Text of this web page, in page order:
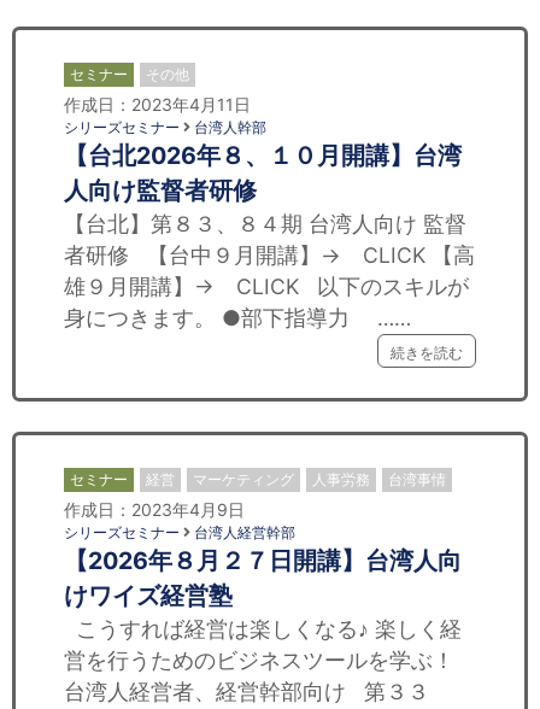
セミナー その他
作成日：2023年4月11日
シリーズセミナー 台湾人幹部
【台北2026年８、１０月開講】台湾
人向け監督者研修
【台北】第８３、８４期 台湾人向け 監督
者研修 【台中９月開講】→ CLICK 【高
雄９月開講】→ CLICK 以下のスキルが
身につきます。 ●部下指導力 ……
続きを読む
セミナー 経営 マーケティング 人事労務 台湾事情
作成日：2023年4月9日
シリーズセミナー 台湾人経営幹部
【2026年８月２７日開講】台湾人向
けワイズ経営塾
こうすれば経営は楽しくなる♪ 楽しく経
営を行うためのビジネスツールを学ぶ！
台湾人経営者、経営幹部向け 第３３